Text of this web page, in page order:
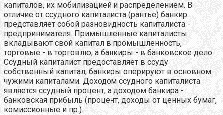
капиталов, их мобилизацией и распределением. В
отличие от ссудного капиталиста (рантье) банкир
представляет собой разновидность капиталиста -
предпринимателя. Примышленные капиталисты
вкладывают свой капитал в промышленность,
торговые - в торговлю, а банкиры - в банковское дело.
Ссудный капиталист предоставляет в ссуду
собственный капитал, банкиры оперируют в основном
чужими капиталами. Доходом ссудного капиталиста
является ссудный процент, а доходом банкира -
банковская прибыль (процент, доходы от ценных бумаг,
комиссионные и пр.).